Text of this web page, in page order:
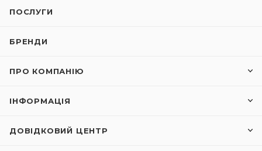
ПОСЛУГИ
БРЕНДИ
ПРО КОМПАНІЮ
ІНФОРМАЦІЯ
ДОВІДКОВИЙ ЦЕНТР